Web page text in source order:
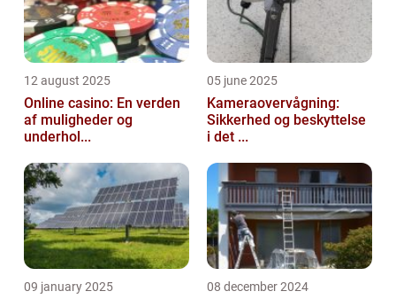
12 august 2025
Online casino: En verden
af muligheder og
underhol...
05 june 2025
Kameraovervågning:
Sikkerhed og beskyttelse
i det ...
09 january 2025 08 december 2024